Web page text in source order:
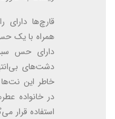
قارچ‌ها
همراه با یک
دارای حس
دشت‌های
خاطر این نت‌ها
استفاده قرار